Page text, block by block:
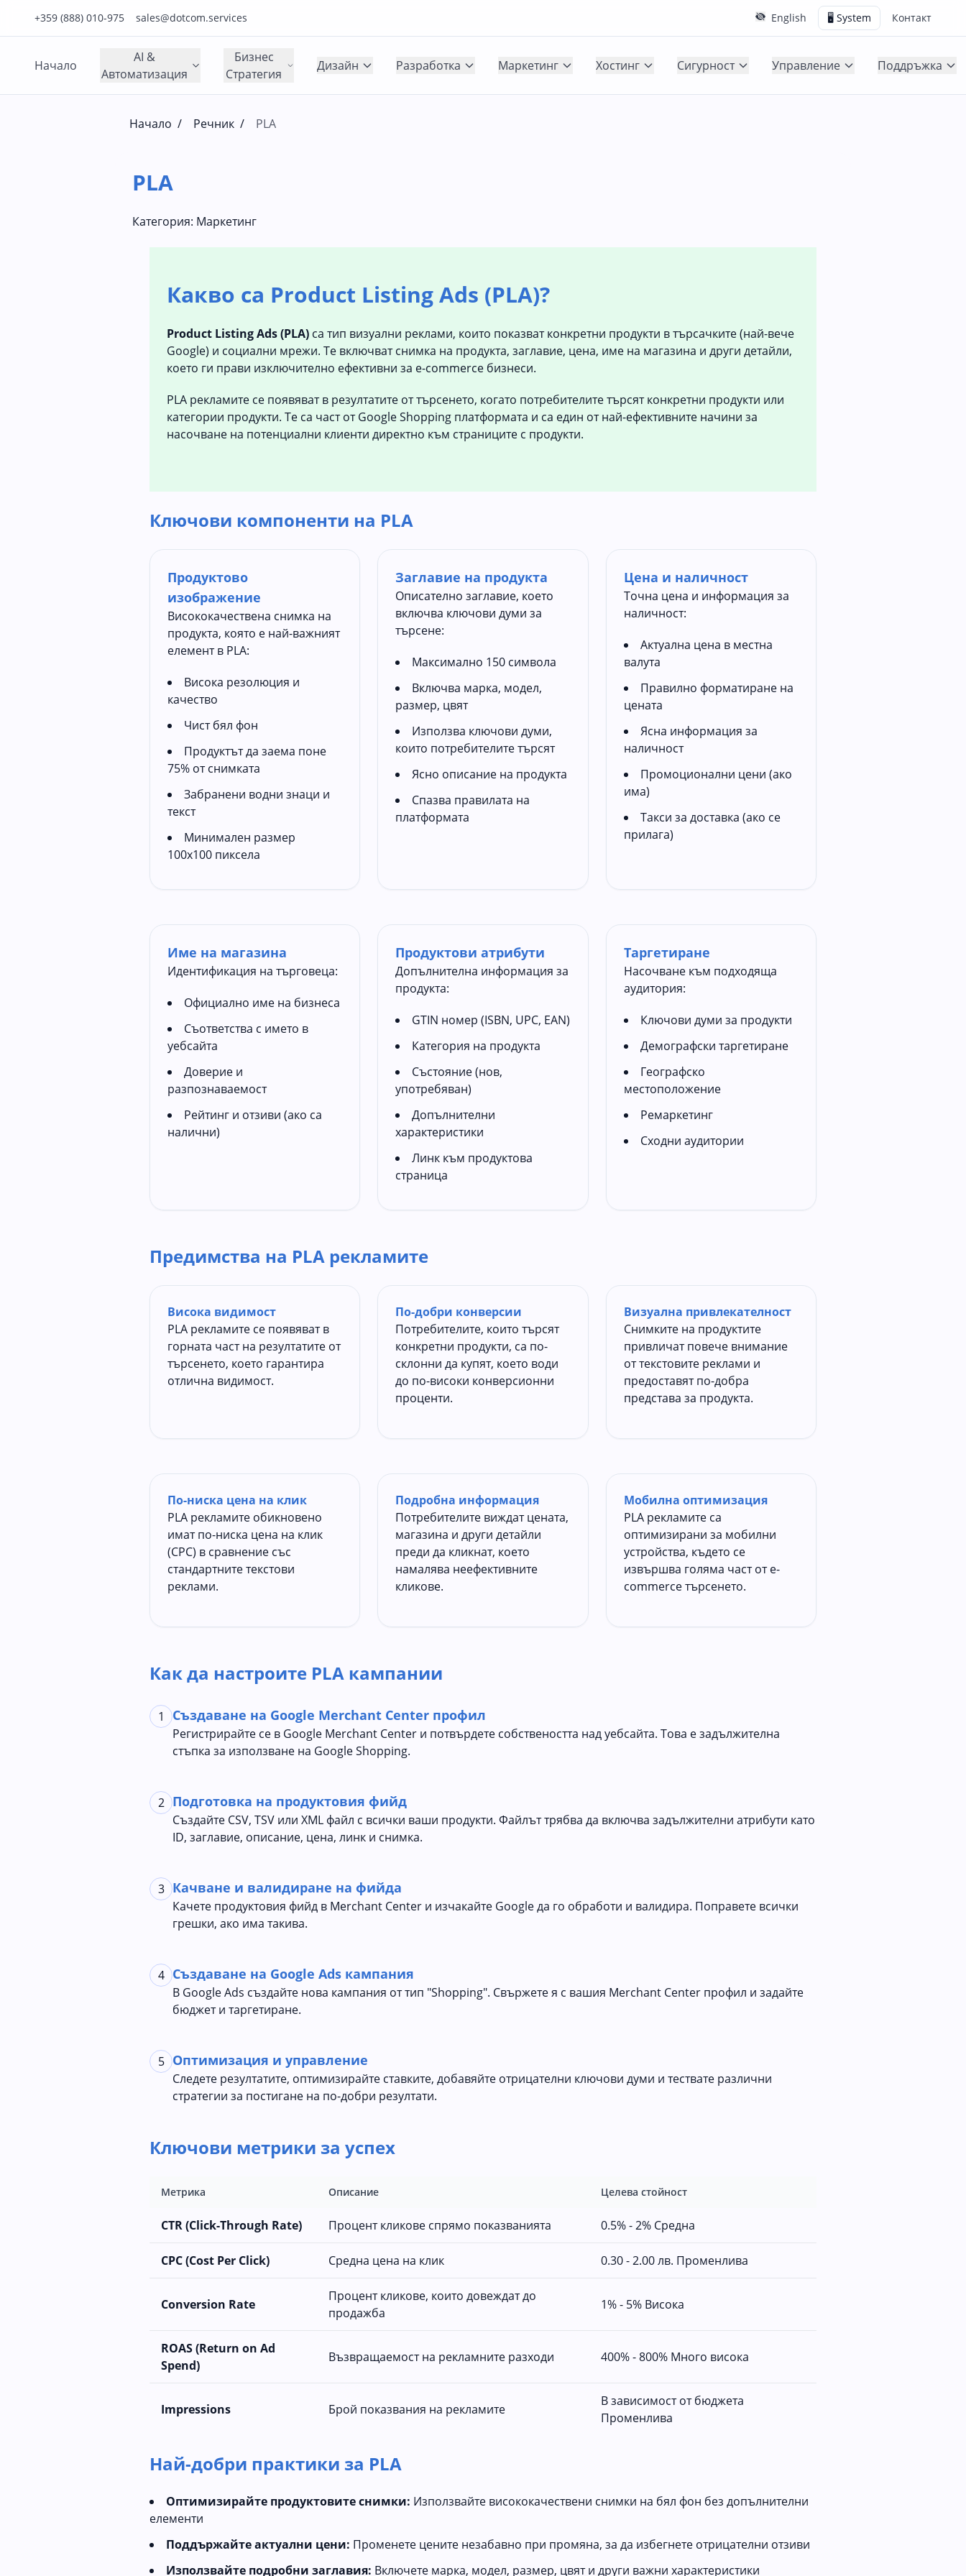
+359 (888) 010-975
Нашия телефонен номер е 0888010975
sales@dotcom.services
Нашия имейл адрес е sales@dotcom.services English 🖥️ System Контакт
Начало
AI &
Автоматизация
Бизнес
Стратегия
Дизайн Разработка Маркетинг Хостинг Сигурност Управление Поддръжка
Начало / Речник / PLA
PLA
Категория: Маркетинг
Какво са Product Listing Ads (PLA)?
Product Listing Ads (PLA) са тип визуални реклами, които показват конкретни продукти в търсачките (най-вече
Google) и социални мрежи. Те включват снимка на продукта, заглавие, цена, име на магазина и други детайли,
което ги прави изключително ефективни за e-commerce бизнеси.
PLA рекламите се появяват в резултатите от търсенето, когато потребителите търсят конкретни продукти или
категории продукти. Те са част от Google Shopping платформата и са един от най-ефективните начини за
насочване на потенциални клиенти директно към страниците с продукти.
Ключови компоненти на PLA
Продуктово
изображение
Висококачествена снимка на
продукта, която е най-важният
елемент в PLA:
Висока резолюция и
качество
Чист бял фон
Продуктът да заема поне
75% от снимката
Забранени водни знаци и
текст
Минимален размер
100x100 пиксела
Заглавие на продукта
Описателно заглавие, което
включва ключови думи за
търсене:
Максимално 150 символа
Включва марка, модел,
размер, цвят
Използва ключови думи,
които потребителите търсят
Ясно описание на продукта
Спазва правилата на
платформата
Цена и наличност
Точна цена и информация за
наличност:
Актуална цена в местна
валута
Правилно форматиране на
цената
Ясна информация за
наличност
Промоционални цени (ако
има)
Такси за доставка (ако се
прилага)
Име на магазина
Идентификация на търговеца:
Официално име на бизнеса
Съответства с името в
уебсайта
Доверие и
разпознаваемост
Рейтинг и отзиви (ако са
налични)
Продуктови атрибути
Допълнителна информация за
продукта:
GTIN номер (ISBN, UPC, EAN)
Категория на продукта
Състояние (нов,
употребяван)
Допълнителни
характеристики
Линк към продуктова
страница
Таргетиране
Насочване към подходяща
аудитория:
Ключови думи за продукти
Демографски таргетиране
Географско
местоположение
Ремаркетинг
Сходни аудитории
Предимства на PLA рекламите
Висока видимост
PLA рекламите се появяват в
горната част на резултатите от
търсенето, което гарантира
отлична видимост.
По-добри конверсии
Потребителите, които търсят
конкретни продукти, са по-
склонни да купят, което води
до по-високи конверсионни
проценти.
Визуална привлекателност
Снимките на продуктите
привличат повече внимание
от текстовите реклами и
предоставят по-добра
представа за продукта.
По-ниска цена на клик
PLA рекламите обикновено
имат по-ниска цена на клик
(CPC) в сравнение със
стандартните текстови
реклами.
Подробна информация
Потребителите виждат цената,
магазина и други детайли
преди да кликнат, което
намалява неефективните
кликове.
Мобилна оптимизация
PLA рекламите са
оптимизирани за мобилни
устройства, където се
извършва голяма част от e-
commerce търсенето.
Как да настроите PLA кампании
1 Създаване на Google Merchant Center профил
Регистрирайте се в Google Merchant Center и потвърдете собствеността над уебсайта. Това е задължителна
стъпка за използване на Google Shopping.
2 Подготовка на продуктовия фийд
Създайте CSV, TSV или XML файл с всички ваши продукти. Файлът трябва да включва задължителни атрибути като
ID, заглавие, описание, цена, линк и снимка.
3 Качване и валидиране на фийда
Качете продуктовия фийд в Merchant Center и изчакайте Google да го обработи и валидира. Поправете всички
грешки, ако има такива.
4 Създаване на Google Ads кампания
В Google Ads създайте нова кампания от тип "Shopping". Свържете я с вашия Merchant Center профил и задайте
бюджет и таргетиране.
5 Оптимизация и управление
Следете резултатите, оптимизирайте ставките, добавяйте отрицателни ключови думи и тествате различни
стратегии за постигане на по-добри резултати.
Ключови метрики за успех
Метрика Описание Целева стойност
CTR (Click-Through Rate) Процент кликове спрямо показванията 0.5% - 2% Средна
CPC (Cost Per Click) Средна цена на клик 0.30 - 2.00 лв. Променлива
Conversion Rate
Процент кликове, които довеждат до
продажба
1% - 5% Висока
ROAS (Return on Ad
Spend)
Възвращаемост на рекламните разходи 400% - 800% Много висока
Impressions Брой показвания на рекламите
В зависимост от бюджета
Променлива
Най-добри практики за PLA
Оптимизирайте продуктовите снимки: Използвайте висококачествени снимки на бял фон без допълнителни
елементи
Поддържайте актуални цени: Променете цените незабавно при промяна, за да избегнете отрицателни отзиви
Използвайте подробни заглавия: Включете марка, модел, размер, цвят и други важни характеристики